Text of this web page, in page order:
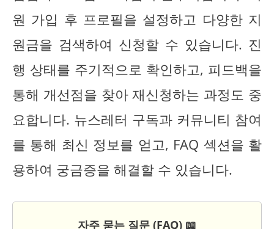
원 가입 후 프로필을 설정하고 다양한 지
원금을 검색하여 신청할 수 있습니다. 진
행 상태를 주기적으로 확인하고, 피드백을
통해 개선점을 찾아 재신청하는 과정도 중
요합니다. 뉴스레터 구독과 커뮤니티 참여
를 통해 최신 정보를 얻고, FAQ 섹션을 활
용하여 궁금증을 해결할 수 있습니다.
자주 묻는 질문 (FAQ) 📖